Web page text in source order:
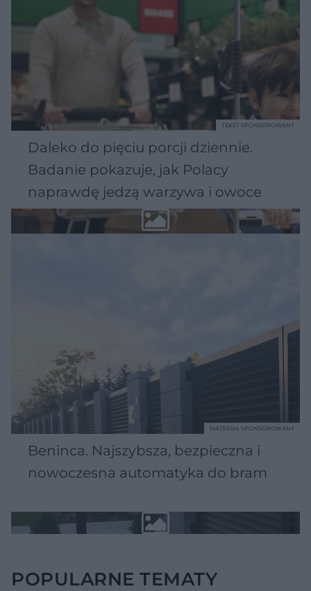
Daleko do pięciu porcji dziennie.
Badanie pokazuje, jak Polacy
naprawdę jedzą warzywa i owoce
TEKST SPONSOROWANY
Beninca. Najszybsza, bezpieczna i
nowoczesna automatyka do bram
MATERIAŁ SPONSOROWANY
POPULARNE TEMATY